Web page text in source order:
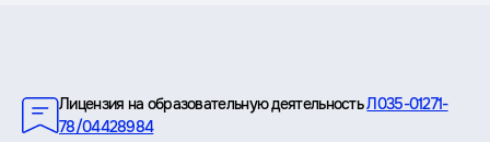
Лицензия на образовательную деятельностьЛ035-01271-
78/04428984